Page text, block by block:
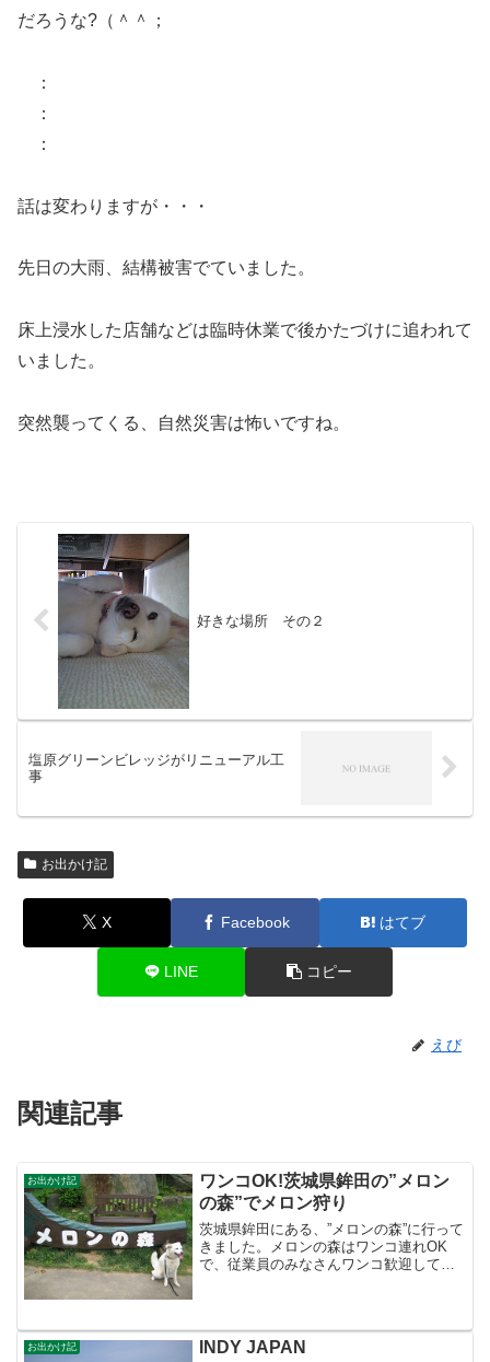
だろうな?（＾＾；
：
：
：
話は変わりますが・・・
先日の大雨、結構被害でていました。
床上浸水した店舗などは臨時休業で後かたづけに追われて
いました。
突然襲ってくる、自然災害は怖いですね。
好きな場所 その２
塩原グリーンビレッジがリニューアル工
事
お出かけ記
X Facebook はてブ
LINE コピー
えび
関連記事
お出かけ記
ワンコOK!茨城県鉾田の”メロン
の森”でメロン狩り
茨城県鉾田にある、”メロンの森”に行って
きました。メロンの森はワンコ連れOK
で、従業員のみなさんワンコ歓迎してく
乗せてもらえます...
お出かけ記 INDY JAPAN